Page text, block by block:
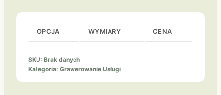
grawerem
puchar
OPCJA WYMIARY CENA
SKU: Brak danych
Kategoria: Grawerowanie Usługi